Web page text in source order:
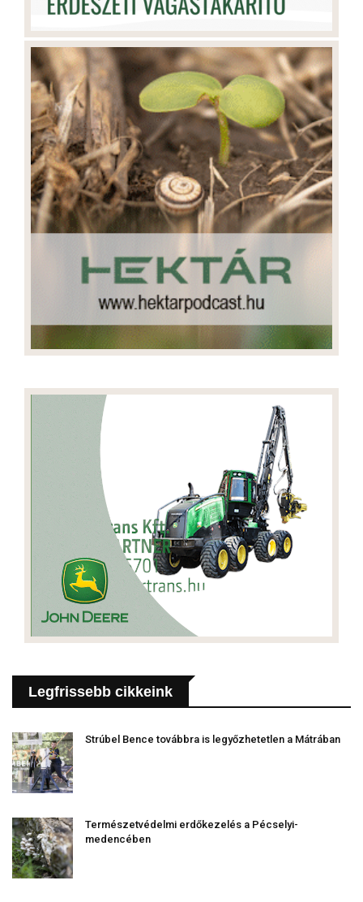
Legfrissebb cikkeink
Strúbel Bence továbbra is legyőzhetetlen a Mátrában
Természetvédelmi erdőkezelés a Pécselyi-
medencében